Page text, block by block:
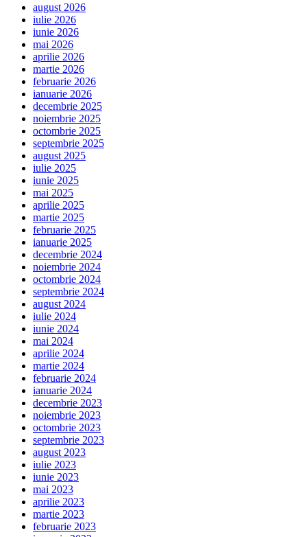
august 2026
iulie 2026
iunie 2026
mai 2026
aprilie 2026
martie 2026
februarie 2026
ianuarie 2026
decembrie 2025
noiembrie 2025
octombrie 2025
septembrie 2025
august 2025
iulie 2025
iunie 2025
mai 2025
aprilie 2025
martie 2025
februarie 2025
ianuarie 2025
decembrie 2024
noiembrie 2024
octombrie 2024
septembrie 2024
august 2024
iulie 2024
iunie 2024
mai 2024
aprilie 2024
martie 2024
februarie 2024
ianuarie 2024
decembrie 2023
noiembrie 2023
octombrie 2023
septembrie 2023
august 2023
iulie 2023
iunie 2023
mai 2023
aprilie 2023
martie 2023
februarie 2023